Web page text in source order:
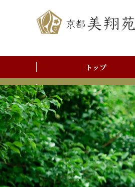
トップ
前撮りアルバム